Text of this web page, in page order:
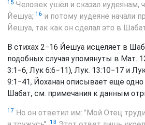
15 Человек ушёл и сказал иудеянам,
Йешуа; 16 и потому иудеяне начали
Йешуа, так как он сделал это в
В стихах 2−16 Йешуа исцеляет в
подобных случая упомянуты в Мат.
3:1−6, Лук 6:6−11), Лук. 13:10−17 и
9:1−41, Йоханан описывает ещё
Шабат, см. примечания к данным
17 Но он ответил им: "Мой Отец
18